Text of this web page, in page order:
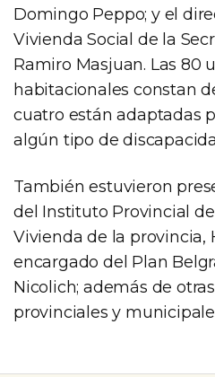
Domingo Peppo; y el
Vivienda Social de la
Ramiro Masjuan. Las 80
habitacionales constan
cuatro están adaptadas
algún tipo de
También estuvieron
del Instituto Provincial
Vivienda de la provincia,
encargado del Plan
Nicolich; además de
provinciales y